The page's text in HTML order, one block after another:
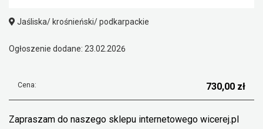
Jaśliska/ krośnieński/ podkarpackie
Ogłoszenie dodane: 23.02.2026
Cena: 730,00 zł
Zapraszam do naszego sklepu internetowego wicerej.pl